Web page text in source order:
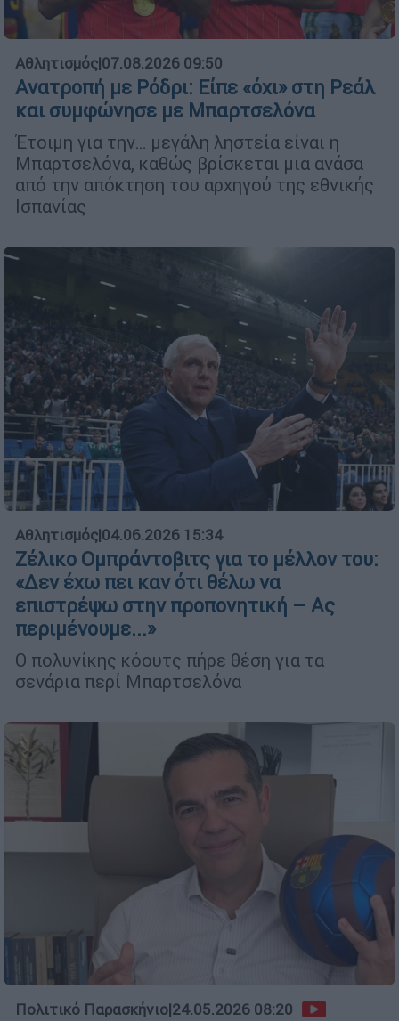
Αθλητισμός|07.08.2026 09:50
Ανατροπή με Ρόδρι: Είπε «όχι» στη Ρεάλ
και συμφώνησε με Μπαρτσελόνα
Έτοιμη για την… μεγάλη ληστεία είναι η
Μπαρτσελόνα, καθώς βρίσκεται μια ανάσα
από την απόκτηση του αρχηγού της εθνικής
Ισπανίας
Αθλητισμός|04.06.2026 15:34
Ζέλικο Ομπράντοβιτς για το μέλλον του:
«Δεν έχω πει καν ότι θέλω να
επιστρέψω στην προπονητική – Ας
περιμένουμε...»
Ο πολυνίκης κόουτς πήρε θέση για τα
σενάρια περί Μπαρτσελόνα
Πολιτικό Παρασκήνιο|24.05.2026 08:20